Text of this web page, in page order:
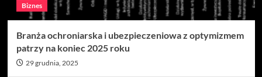
Biznes
Branża ochroniarska i ubezpieczeniowa z optymizmem
patrzy na koniec 2025 roku
29 grudnia, 2025